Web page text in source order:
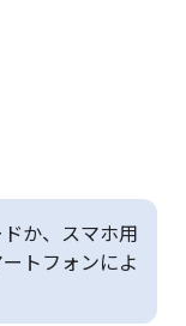
か、スマホ用
トフォンによ